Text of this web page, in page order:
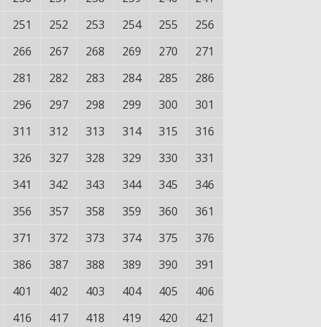
251 252 253 254 255
256
266 267 268 269 270
271
281 282 283 284 285
286
296 297 298 299 300
301
311 312 313 314 315
316
326 327 328 329 330
331
341 342 343 344 345
346
356 357 358 359 360
361
371 372 373 374 375
376
386 387 388 389 390
391
401 402 403 404 405
406
416 417 418 419 420
421